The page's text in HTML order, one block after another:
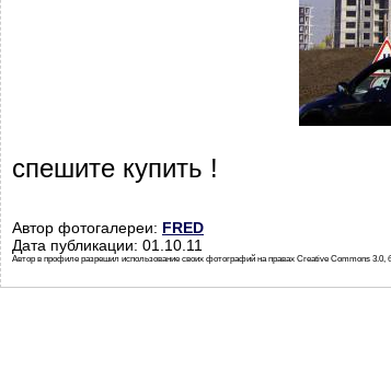
спешите купить !
Автор фотогалереи: FRED
Дата публикации: 01.10.11
Автор в профиле разрешил использование своих фотографий на правах Creative Commons